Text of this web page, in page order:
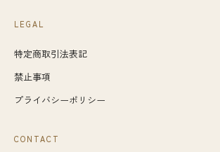
LEGAL
特定商取引法表記
禁止事項
プライバシーポリシー
CONTACT